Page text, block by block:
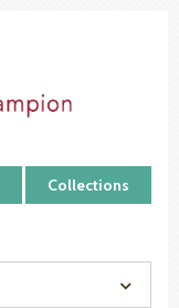
Collections